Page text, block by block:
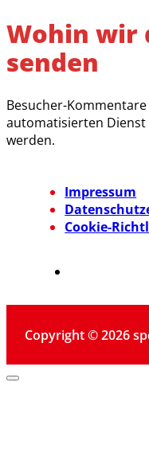
Wohin wir
senden
Besucher-
automatisierten
werden.
Impressum
Cookie-
Copyright © 2026